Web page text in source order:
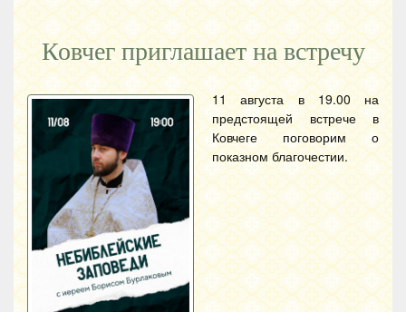
Ковчег приглашает на встречу
11 августа в 19.00 на
предстоящей встрече в
Ковчеге поговорим о
показном благочестии.